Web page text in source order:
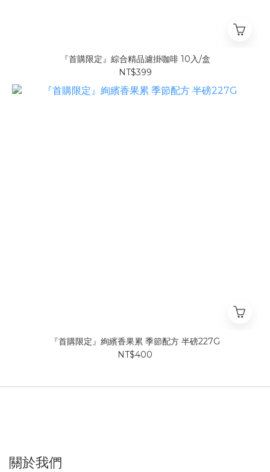
『首購限定』綜合精品濾掛咖啡 10入/盒
NT$399
『首購限定』絢繽香果累 季節配方 半磅227G
NT$400
關於我們